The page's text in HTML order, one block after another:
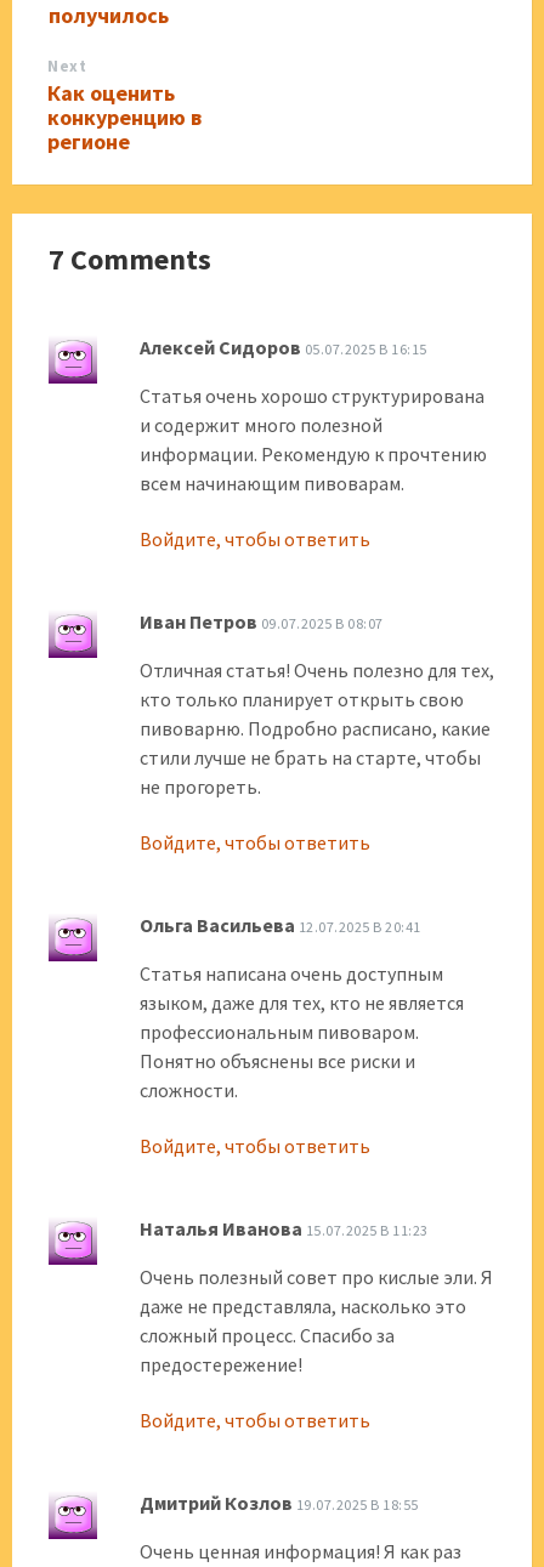
получилось
Next
Как оценить
конкуренцию в
регионе
7 Comments
Алексей Сидоров 05.07.2025 В 16:15
Статья очень хорошо структурирована
и содержит много полезной
информации. Рекомендую к прочтению
всем начинающим пивоварам.
Войдите, чтобы ответить
Иван Петров 09.07.2025 В 08:07
Отличная статья! Очень полезно для тех,
кто только планирует открыть свою
пивоварню. Подробно расписано, какие
стили лучше не брать на старте, чтобы
не прогореть.
Войдите, чтобы ответить
Ольга Васильева 12.07.2025 В 20:41
Статья написана очень доступным
языком, даже для тех, кто не является
профессиональным пивоваром.
Понятно объяснены все риски и
сложности.
Войдите, чтобы ответить
Наталья Иванова 15.07.2025 В 11:23
Очень полезный совет про кислые эли. Я
даже не представляла, насколько это
сложный процесс. Спасибо за
предостережение!
Войдите, чтобы ответить
Дмитрий Козлов 19.07.2025 В 18:55
Очень ценная информация! Я как раз